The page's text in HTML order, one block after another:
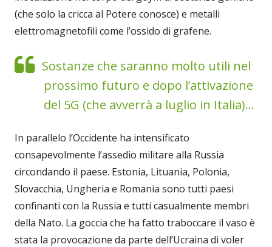
(che solo la cricca al Potere conosce) e metalli
elettromagnetofili come l’ossido di grafene.
Sostanze che saranno molto utili nel
prossimo futuro e dopo l’attivazione
del 5G (che avverrà a luglio in Italia)...
In parallelo l’Occidente ha intensificato
consapevolmente l’assedio militare alla Russia
circondando il paese. Estonia, Lituania, Polonia,
Slovacchia, Ungheria e Romania sono tutti paesi
confinanti con la Russia e tutti casualmente membri
della Nato. La goccia che ha fatto traboccare il vaso è
stata la provocazione da parte dell’Ucraina di voler